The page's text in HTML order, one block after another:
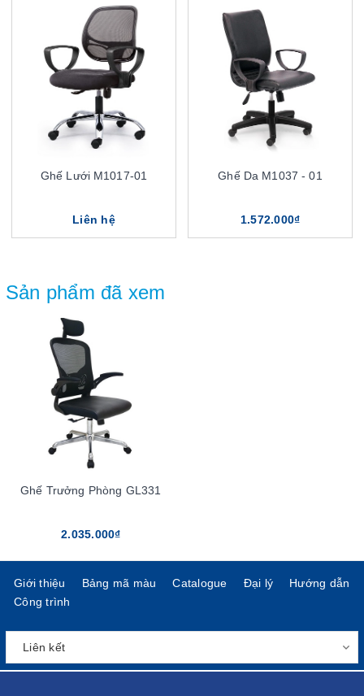
Ghế Lưới M1017-01
Liên hệ
Ghế Da M1037 - 01
1.572.000₫
Sản phẩm đã xem
Ghế Trưởng Phòng GL331
2.035.000₫
Giới thiệu Bảng mã màu Catalogue Đại lý
Hướng dẫn
Công trình